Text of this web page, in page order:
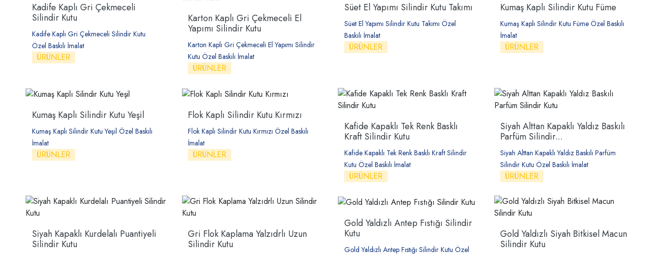
Kadife Kaplı Gri Çekmeceli
Silindir Kutu
Kadife Kaplı Gri Çekmeceli Silindir Kutu
Özel Baskılı İmalat
ÜRÜNLER
Karton Kaplı Gri Çekmeceli El
Yapımı Silindir Kutu
Karton Kaplı Gri Çekmeceli El Yapımı Silindir
Kutu Özel Baskılı İmalat
ÜRÜNLER
Süet El Yapımı Silindir Kutu Takımı
Süet El Yapımı Silindir Kutu Takımı Özel
Baskılı İmalat
ÜRÜNLER
Kumaş Kaplı Silindir Kutu Füme
Kumaş Kaplı Silindir Kutu Füme Özel Baskılı
İmalat
ÜRÜNLER
Kumaş Kaplı Silindir Kutu Yeşil
Kumaş Kaplı Silindir Kutu Yeşil Özel Baskılı
İmalat
ÜRÜNLER
Flok Kaplı Silindir Kutu Kırmızı
Flok Kaplı Silindir Kutu Kırmızı Özel Baskılı
İmalat
ÜRÜNLER
Kafide Kapaklı Tek Renk Basklı
Kraft Silindir Kutu
Kafide Kapaklı Tek Renk Basklı Kraft Silindir
Kutu Özel Baskılı İmalat
ÜRÜNLER
Siyah Alttan Kapaklı Yaldız Baskılı
Parfüm Silindir...
Siyah Alttan Kapaklı Yaldız Baskılı Parfüm
Silindir Kutu Özel Baskılı İmalat
ÜRÜNLER
Siyah Kapaklı Kurdelalı Puantiyeli
Silindir Kutu
Gri Flok Kaplama Yalzıdrlı Uzun
Silindir Kutu
Gold Yaldızlı Antep Fıstığı Silindir
Kutu
Gold Yaldızlı Antep Fıstığı Silindir Kutu Özel
Gold Yaldızlı Siyah Bitkisel Macun
Silindir Kutu